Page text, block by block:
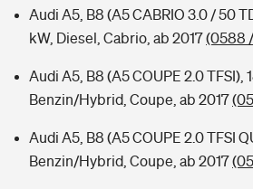
Audi A5, B8 (A5 CABRIO 3.0 / 50
kW, Diesel, Cabrio, ab 2017(0588
Audi A5, B8 (A5 COUPE 2.0 TFSI),
Benzin/Hybrid, Coupe, ab 2017
Audi A5, B8 (A5 COUPE 2.0 TFSI
Benzin/Hybrid, Coupe, ab 2017